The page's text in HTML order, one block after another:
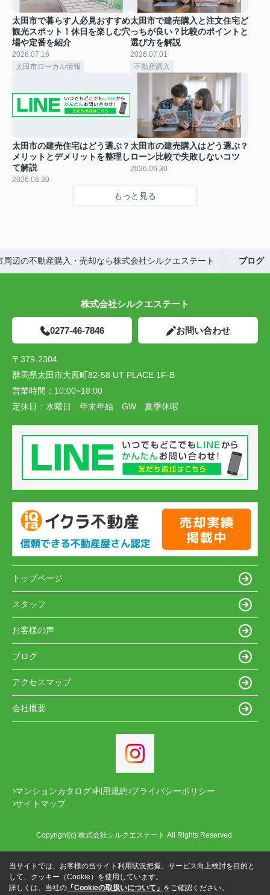
太田市で暮らす人必見おすすめ
観光スポット！休日を楽しむ穴
場や定番を紹介
2026.07.16
太田市ローカル情報
太田市で建売購入と注文住宅ど
っちが良い？比較のポイントと
選び方を解説
2026.07.01
不動産購入
太田市の建売住宅はどう選ぶ？
メリットとデメリットを整理し
て解説
2026.06.30
太田市の建売購入はどう選ぶ？
ローン比較で失敗しないコツ
2026.06.30
もっと見る
周辺の不動産購入・売却なら株式会社シルクエステート ブログ
株式会社シルクエステート
0277-46-7846 お問い合わせ
〒379-2304
群馬県太田市大原町82-58 UT PLACE 1F-B
営業時間： 10:00~18:00
定休日： 水曜日 年末年始 GW 夏季休暇
トップページ
スタッフ
お客様の声
ブログ
アクセスマップ
会社概要
マンションカタログ 利用規約 プライバシーポリシー
サイトマップ
Copyright(c) 株式会社シルクエステート All Rights Reserved.
当サイトでは、お客様の当サイト利用状況把握、サービス向上検討を目的と
して、クッキー（Cookie）を使用しています。
詳しくは、当社の 「Cookieの取扱いについて」 をご確認ください。